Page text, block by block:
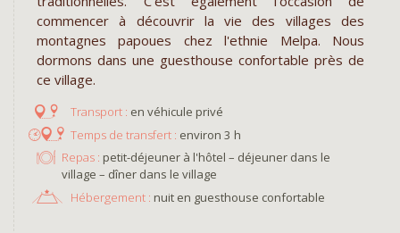
commencer à découvrir la vie des villages des
montagnes papoues chez l'ethnie Melpa. Nous
dormons dans une guesthouse confortable près de
ce village.
en véhicule privé
environ 3 h
Repas : petit-déjeuner à l'hôtel – déjeuner dans le
village – dîner dans le village
Hébergement : nuit en guesthouse confortable